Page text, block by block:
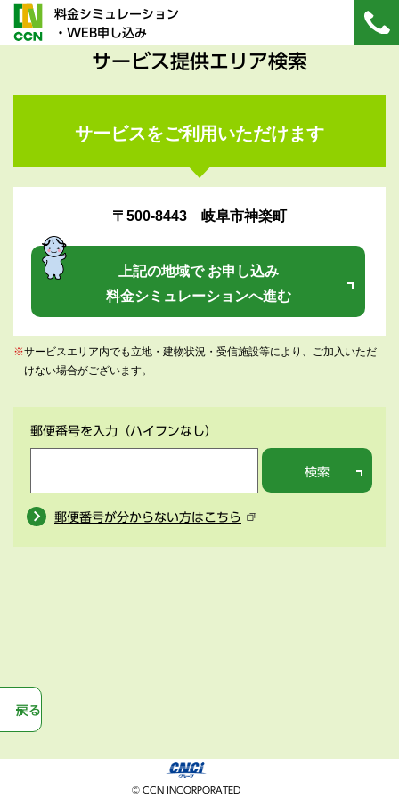
料金シミュレーション
・WEB申し込み
サービス提供エリア検索
サービスをご利用いただけます
〒500-8443 岐阜市神楽町
上記の地域で お申し込み
料金シミュレーションへ進む
※サービスエリア内でも立地・建物状況・受信施設等により、ご加入いただ
けない場合がございます。
郵便番号を入力 （ハイフンなし）
検索
郵便番号が分からない方はこちら
戻る
© CCN INCORPORATED